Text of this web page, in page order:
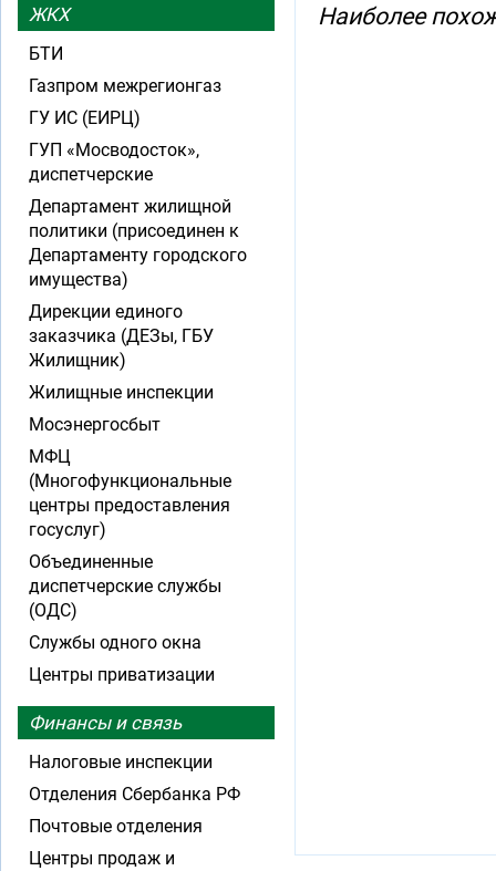
Наиболее
ЖКХ
БТИ
Газпром межрегионгаз
ГУ ИС (ЕИРЦ)
ГУП «Мосводосток»,
диспетчерские
Департамент жилищной
политики (присоединен к
Департаменту городского
имущества)
Дирекции единого
заказчика (ДЕЗы, ГБУ
Жилищник)
Жилищные инспекции
Мосэнергосбыт
МФЦ
(Многофункциональные
центры предоставления
госуслуг)
Объединенные
диспетчерские службы
(ОДС)
Службы одного окна
Центры приватизации
Финансы и связь
Налоговые инспекции
Отделения Сбербанка РФ
Почтовые отделения
Центры продаж и